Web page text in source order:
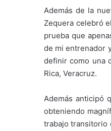
Además de la
Zequera celebró
prueba que
de mi entrenador
definir como una
Rica, Veracruz.
Además anticipó
obteniendo
trabajo transitorio